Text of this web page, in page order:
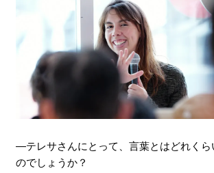
―テレサさんにとって、言葉とはどれくら
のでしょうか？